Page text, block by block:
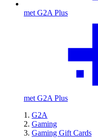
met G2A Plus
met G2A Plus
G2A
Gaming
Gaming Gift Cards